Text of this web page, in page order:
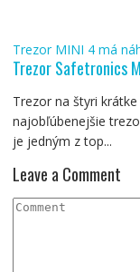
Trezor MINI 4 má
Trezor Safetronics
Trezor na štyri
najobľúbenejšie
je jedným z top...
Leave a Comment